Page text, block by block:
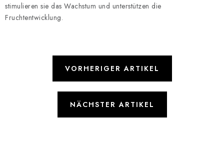
stimulieren sie das Wachstum und unterstützen die
Fruchtentwicklung.
VORHERIGER ARTIKEL
NÄCHSTER ARTIKEL